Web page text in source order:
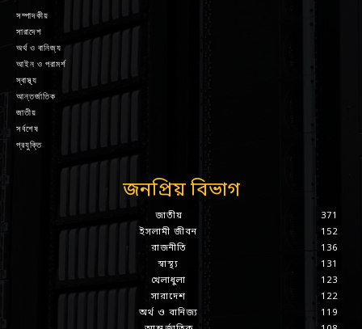
সম্পাদকীয়
সারাদেশ
অর্থ ও বানিজ্য
আইন ও পরামর্শ
স্বাস্থ্য
আন্তর্জাতিক
জাতীয়
সর্বশেষ
প্রযুক্তি
জনপ্রিয় বিভাগ
জাতীয়
371
ইসলামী জীবন
152
রাজনীতি
136
স্বাস্থ্য
131
খেলাধুলা
123
সারাদেশ
122
অর্থ ও বানিজ্য
119